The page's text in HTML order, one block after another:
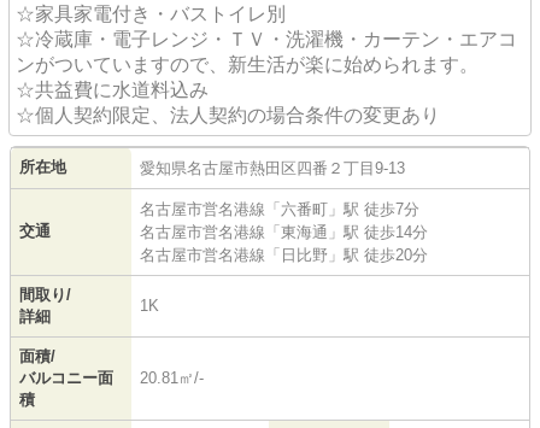
☆家具家電付き・バストイレ別
☆冷蔵庫・電子レンジ・ＴＶ・洗濯機・カーテン・エアコ
ンがついていますので、新生活が楽に始められます。
☆共益費に水道料込み
☆個人契約限定、法人契約の場合条件の変更あり
所在地 愛知県名古屋市熱田区 四番 ２丁目9-13
交通
名古屋市営名港線 「 六番町 」駅 徒歩7分
名古屋市営名港線 「 東海通 」駅 徒歩14分
名古屋市営名港線 「 日比野 」駅 徒歩20分
間取り/
詳細
1K
面積/
バルコニー面
積
20.81㎡/-